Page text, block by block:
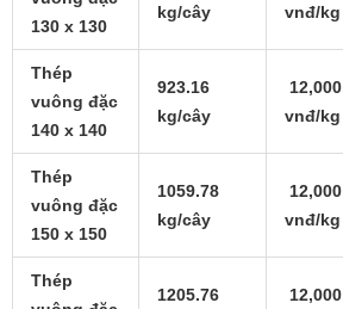
130 x 130
kg/cây
vnđ/kg
Thép
vuông đặc
140 x 140
923.16
kg/cây
12,000
vnđ/kg
Thép
vuông đặc
150 x 150
1059.78
kg/cây
12,000
vnđ/kg
Thép
1205.76 12,000